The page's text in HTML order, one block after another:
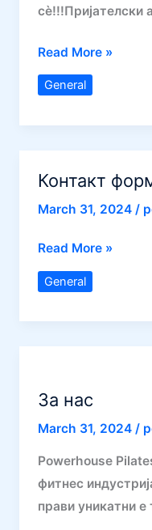
сè!!!Пријателски
Локации
Read More »
General
Контакт
March 31, 2024/
Контакт
форма
за
Read More »
General
За нас
March 31, 2024 /
Powerhouse
фитнес
прави уникатни